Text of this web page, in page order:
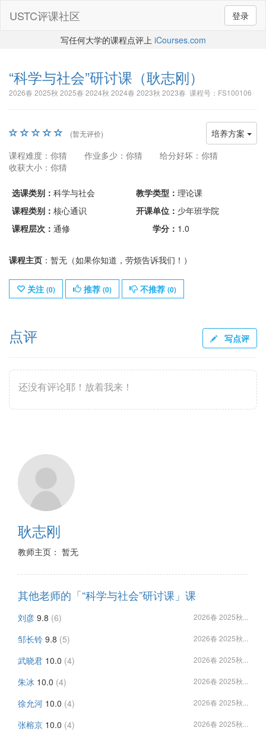
登录
USTC评课社区
写任何大学的课程点评上 iCourses.com
“科学与社会”研讨课 （耿志刚）
2026春 2025秋 2025春 2024秋 2024春 2023秋 2023春 课程号：FS100106
培养方案
(暂无评价)
课程难度：你猜 作业多少：你猜
给分好坏：你猜
收获大小：你猜
选课类别： 科学与社会 教学类型： 理论课
课程类别： 核心通识 开课单位： 少年班学院
课程层次： 通修 学分： 1.0
课程主页 ：暂无（如果你知道，劳烦告诉我们！）
关注 (0) 推荐 (0) 不推荐 (0)
点评 写点评
还没有评论耶！放着我来！
耿志刚
教师主页： 暂无
其他老师的「“科学与社会”研讨课」课
刘彦 9.8 (6) 2026春 2025秋...
邹长铃 9.8 (5) 2026春 2025秋...
武晓君 10.0 (4) 2026春 2025秋...
朱冰 10.0 (4) 2026春 2025秋...
徐允河 10.0 (4) 2026春 2025秋...
张榕京 10.0 (4) 2026春 2025秋...